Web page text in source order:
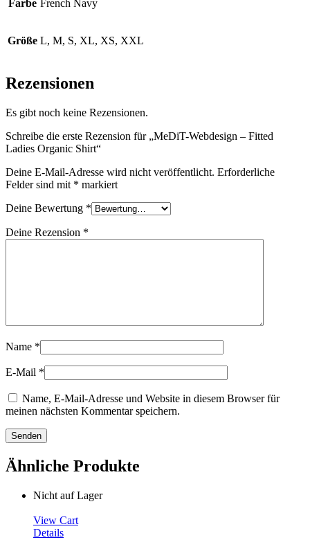
Farbe French Navy
Größe L, M, S, XL, XS, XXL
Rezensionen
Es gibt noch keine Rezensionen.
Schreibe die erste Rezension für „MeDiT-Webdesign – Fitted
Ladies Organic Shirt“
Deine E-Mail-Adresse wird nicht veröffentlicht. Erforderliche
Felder sind mit * markiert
Deine Bewertung *
Deine Rezension *
Name *
E-Mail *
Name, E-Mail-Adresse und Website in diesem Browser für
meinen nächsten Kommentar speichern.
Ähnliche Produkte
Nicht auf Lager
View Cart
Details